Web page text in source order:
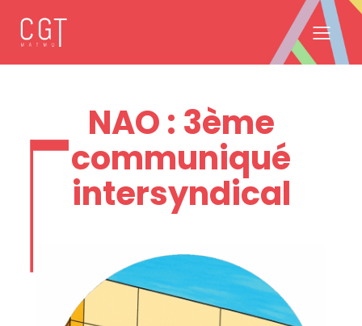
NAO : 3ème
communiqué
intersyndical